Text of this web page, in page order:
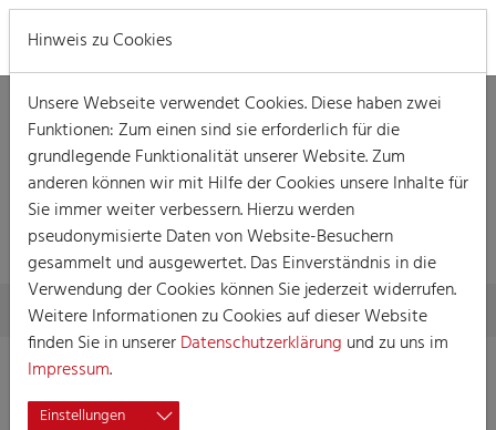
VERANSTALTUNG
Skip to main content
You are here:
Home Session Veranstaltungen Veranstaltung
Kostümsitzung
Hinweis zu Cookies
Unsere Webseite verwendet Cookies. Diese haben zwei
Funktionen: Zum einen sind sie erforderlich für die
grundlegende Funktionalität unserer Website. Zum
anderen können wir mit Hilfe der Cookies unsere Inhalte für
Sie immer weiter verbessern. Hierzu werden
pseudonymisierte Daten von Website-Besuchern
gesammelt und ausgewertet. Das Einverständnis in die
Verwendung der Cookies können Sie jederzeit widerrufen.
Weitere Informationen zu Cookies auf dieser Website
finden Sie in unsererDatenschutzerklärung und zu uns im
Impressum.
Einstellungen